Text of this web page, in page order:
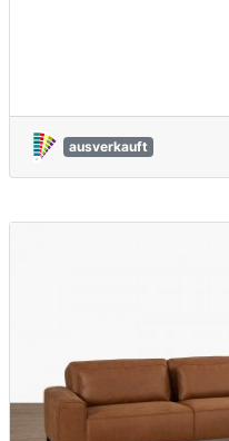
ausverkauft